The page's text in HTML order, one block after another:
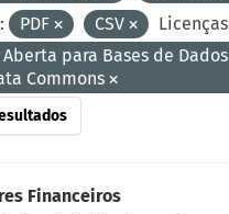
PDF CSV
para Bases de
Commons
Financeiros